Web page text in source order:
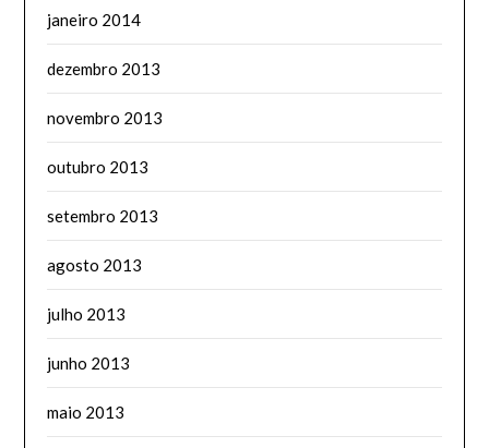
janeiro 2014
dezembro 2013
novembro 2013
outubro 2013
setembro 2013
agosto 2013
julho 2013
junho 2013
maio 2013